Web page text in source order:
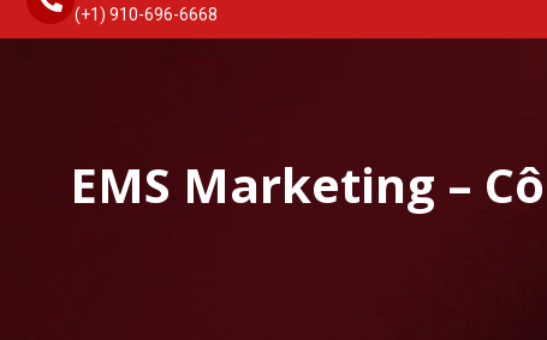
(+1) 910-696-6668
EMS Marketing –